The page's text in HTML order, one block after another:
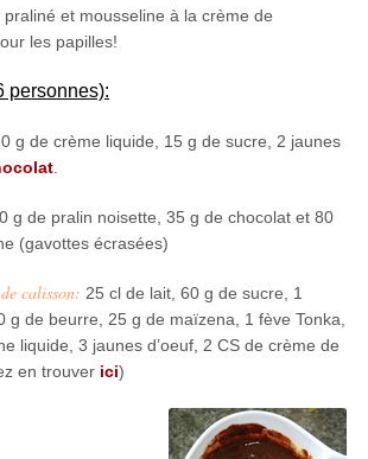
et mousseline à la crème de
les papilles!
personnes):
g de crème liquide, 15 g de sucre, 2 jaunes
.
g de pralin noisette, 35 g de chocolat et 80
(gavottes écrasées)
calisson: 25 cl de lait, 60 g de sucre, 1
g de beurre, 25 g de maïzena, 1 fève Tonka,
liquide, 3 jaunes d’oeuf, 2 CS de crème de
en trouver ici)